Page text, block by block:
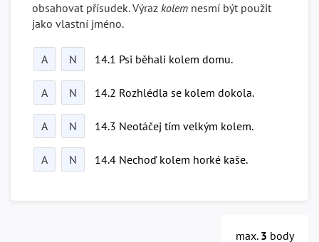
obsahovat přísudek. Výraz kolem nesmí být použit
jako vlastní jméno.
A N 14.1 Psi běhali kolem domu.
A N 14.2 Rozhlédla se kolem dokola.
A N 14.3 Neotáčej tím velkým kolem.
A N 14.4 Nechoď kolem horké kaše.
max. 3 body